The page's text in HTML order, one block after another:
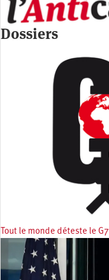
Dossiers
Tout le monde déteste le G7